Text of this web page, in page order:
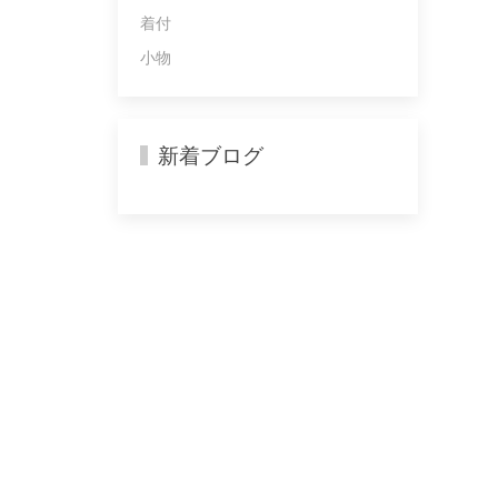
着付
小物
新着ブログ